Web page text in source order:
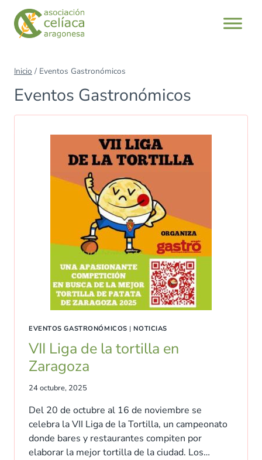
Saltar
contenido
Inicio / Eventos Gastronómicos
Eventos Gastronómicos
EVENTOS GASTRONÓMICOS |NOTICIAS
VII Liga de la tortilla en
Zaragoza
24 octubre, 2025
Del 20 de octubre al 16 de noviembre se
celebra la VII Liga de la Tortilla, un campeonato
donde bares y restaurantes compiten por
elaborar la mejor tortilla de la ciudad. Los…